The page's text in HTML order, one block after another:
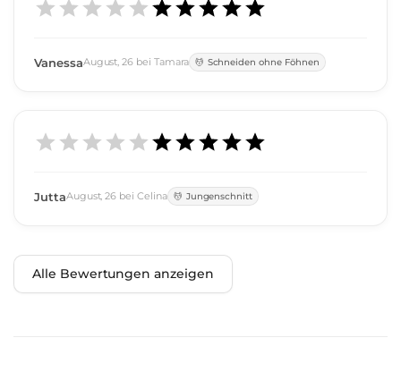
VanessaAugust,26 bei Tamara Schneiden ohne Föhnen
JuttaAugust,26 beiCelina Jungenschnitt
Alle Bewertungen anzeigen